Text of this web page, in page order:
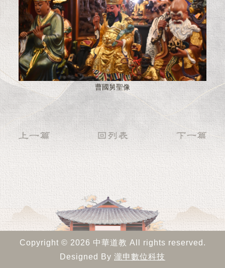
曹國舅聖像
Copyright © 2026 中華道教 All rights reserved.
Designed By 瀧申數位科技